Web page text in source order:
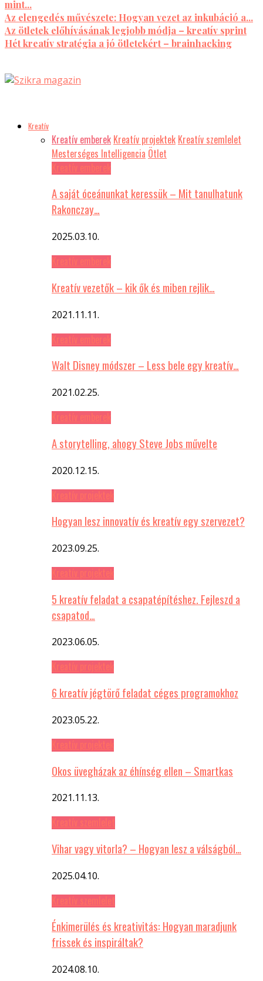
mint...
Az elengedés művészete: Hogyan vezet az inkubáció a...
Az ötletek előhívásának legjobb módja – kreatív sprint
Hét kreatív stratégia a jó ötletekért – brainhacking
Kreatív
Kreatív emberek Kreatív projektek Kreatív szemlelet
Mesterséges Intelligencia Ötlet
A saját óceánunkat keressük – Mit tanulhatunk
Rakonczay…
2025.03.10.
Kreatív vezetők – kik ők és miben rejlik…
2021.11.11.
Walt Disney módszer – Less bele egy kreatív…
2021.02.25.
A storytelling, ahogy Steve Jobs művelte
2020.12.15.
Hogyan lesz innovatív és kreatív egy szervezet?
2023.09.25.
5 kreatív feladat a csapatépítéshez. Fejleszd a
csapatod…
2023.06.05.
6 kreatív jégtörő feladat céges programokhoz
2023.05.22.
Okos üvegházak az éhínség ellen – Smartkas
2021.11.13.
Vihar vagy vitorla? – Hogyan lesz a válságból…
2025.04.10.
Énkimerülés és kreativitás: Hogyan maradjunk
frissek és inspiráltak?
2024.08.10.